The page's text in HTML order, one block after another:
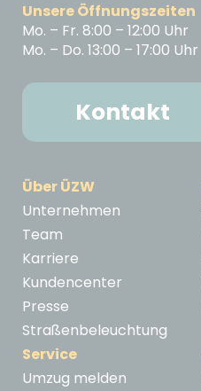
Unsere Öffnungszeiten
Mo. – Fr. 8:00 – 12:00 Uhr
Mo. – Do. 13:00 – 17:00 Uhr
Kontakt
Über ÜZW
Unternehmen
Team
Karriere
Kundencenter
Presse
Straßenbeleuchtung
Service
Umzug melden